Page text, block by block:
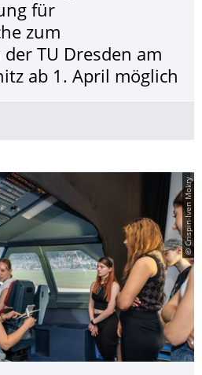
für
zum
TU Dresden am
ab 1. April möglich
© Crispin-Iven Mokry